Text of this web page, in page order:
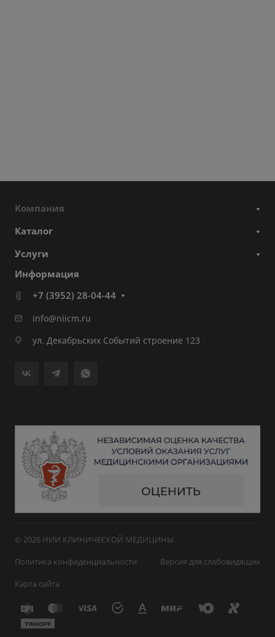
Компания
Каталог
Услуги
Информация
+7 (3952) 28-04-44
info@niicm.ru
ул. Декабрьских Событий строение 123
© 2026 НИИ КЛИНИЧЕСКОЙ МЕДИЦИНЫ
Политика конфиденциальности
Версия для слабовидящих
Карта сайта